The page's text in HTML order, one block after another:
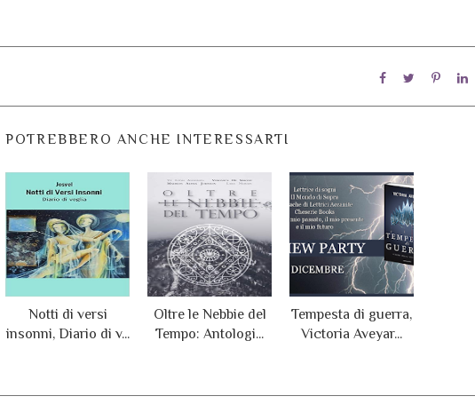
POTREBBERO ANCHE INTERESSARTI
Notti di versi
insonni, Diario di v...
Oltre le Nebbie del
Tempo: Antologi...
Tempesta di guerra,
Victoria Aveyar...